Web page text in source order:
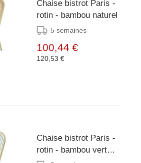
Chaise bistrot Paris -
rotin - bambou naturel
5 semaines
100,44 €
120,53 €
Chaise bistrot Paris -
rotin - bambou vert